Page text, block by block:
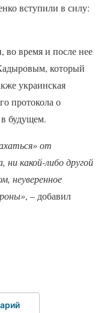
вступили в силу:
время и после нее
который
украинская
протокола о
будущем.
от
ни какой-либо другой
неуверенное
, – добавил